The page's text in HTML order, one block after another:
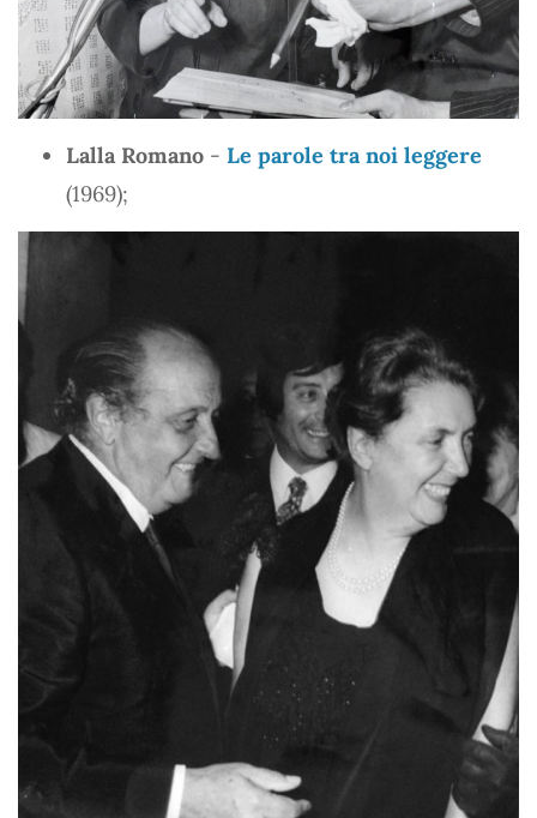
Lalla Romano - Le parole tra noi leggere
(1969);